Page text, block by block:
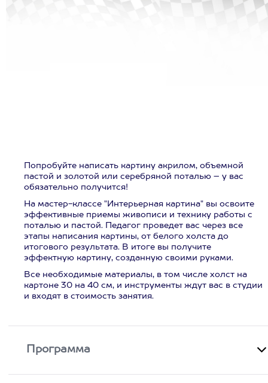
Попробуйте написать картину акрилом, объемной
пастой и золотой или серебряной поталью – у вас
обязательно получится!
На мастер-классе "Интерьерная картина" вы освоите
эффективные приемы живописи и технику работы с
поталью и пастой. Педагог проведет вас через все
этапы написания картины, от белого холста до
итогового результата. В итоге вы получите
эффектную картину, созданную своими руками.
Все необходимые материалы, в том числе холст на
картоне 30 на 40 см, и инструменты ждут вас в студии
и входят в стоимость занятия.
Программа